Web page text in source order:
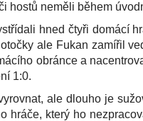
hostů neměli během
hned čtyři domácí
ale Fukan zamířil
obránce a
1:0.
ale dlouho je
hráče, který ho